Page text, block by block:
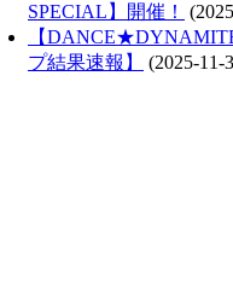
SPECIAL】開催！
【
プ結果速報】
(2025-11-